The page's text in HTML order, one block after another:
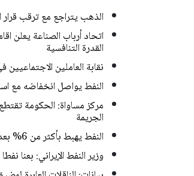
الذهب يتراجع مع ترقب قرار
اتحاد أرباب الصناعة يعلن
القدرة التنافسية
نقابة العاملين
النفط يواصل انخفاضه مع
مركز مساواة: الحكومة
الجريمة
النفط يهبط بأكثر من 6% بعد توقف الهجمات الأمريكية الإيرانية
وزير النفط الإيراني: بعنا نفطا بقيمة 18 مليار دولار خلال الحرب